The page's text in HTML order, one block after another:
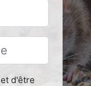
et d'être